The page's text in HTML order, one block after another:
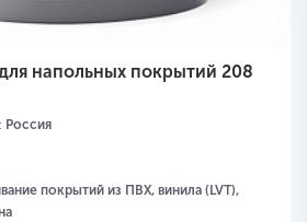
напольных покрытий 208
Россия
покрытий из ПВХ, винила (LVT),